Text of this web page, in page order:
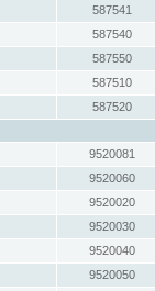
587541
587540
587550
587510
587520
9520081
9520060
9520020
9520030
9520040
9520050